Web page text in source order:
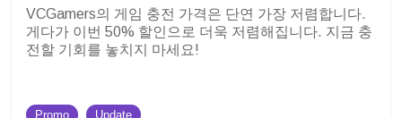
VCGamers의 게임 충전 가격은 단연 가장 저렴합니다.
게다가 이번 50% 할인으로 더욱 저렴해집니다. 지금 충
전할 기회를 놓치지 마세요!
Promo Update